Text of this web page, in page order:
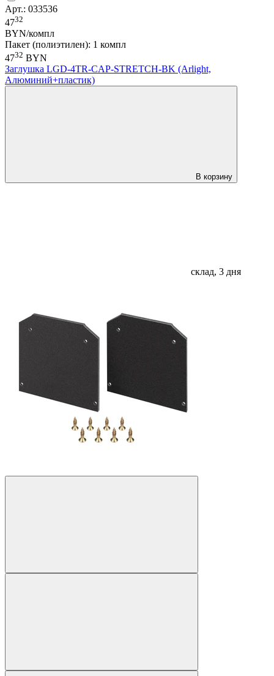
Арт.: 033536
4732
BYN/компл
Пакет (полиэтилен): 1 компл
4732 BYN
Заглушка LGD-4TR-CAP-STRETCH-BK (Arlight,
Алюминий+пластик)
В корзину
склад, 3 дня